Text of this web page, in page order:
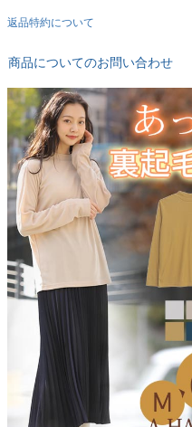
返品特約について
商品についてのお問い合わせ